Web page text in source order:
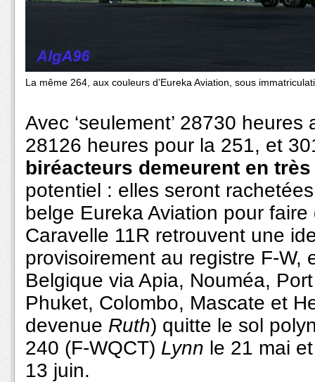
La même 264, aux couleurs d’Eureka Aviation, sous
Avec ‘seulement’ 28730
28126 heures pour la 251, et
biréacteurs demeurent en
potentiel : elles seront
belge Eureka Aviation pour
Caravelle 11R retrouvent une
provisoirement au registre F-W,
Belgique via Apia, Nouméa,
Phuket, Colombo, Mascate et
devenue Ruth) quitte le sol
240 (F-WQCT) Lynn le 21 mai
13 juin.